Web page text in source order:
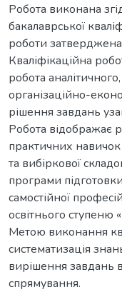
Робота виконана
бакалаврської
роботи
Кваліфікаційна
робота
організаційно-
рішення завдань
Робота відображає
практичних
та вибіркової
програми
самостійної
освітнього ступеню
Метою виконання
систематизація
вирішення завдань
спрямування.